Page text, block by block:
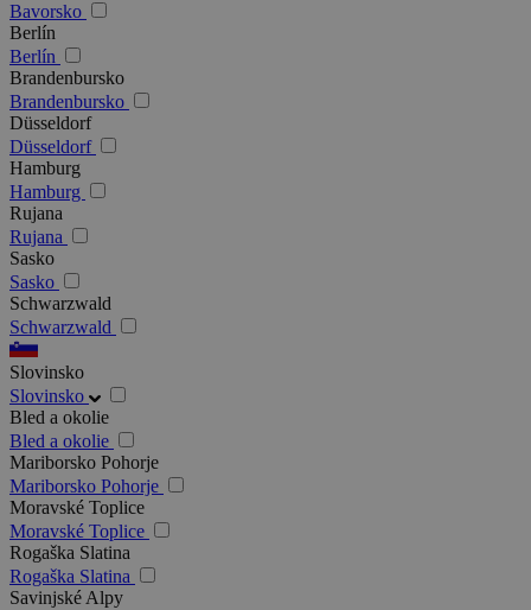
Bavorsko
Berlín
Berlín
Brandenbursko
Brandenbursko
Düsseldorf
Düsseldorf
Hamburg
Hamburg
Rujana
Rujana
Sasko
Sasko
Schwarzwald
Schwarzwald
Slovinsko
Slovinsko
Bled a okolie
Bled a okolie
Mariborsko Pohorje
Mariborsko Pohorje
Moravské Toplice
Moravské Toplice
Rogaška Slatina
Rogaška Slatina
Savinjské Alpy